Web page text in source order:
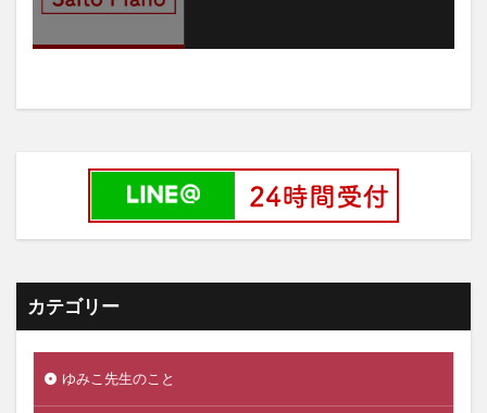
カテゴリー
ゆみこ先生のこと